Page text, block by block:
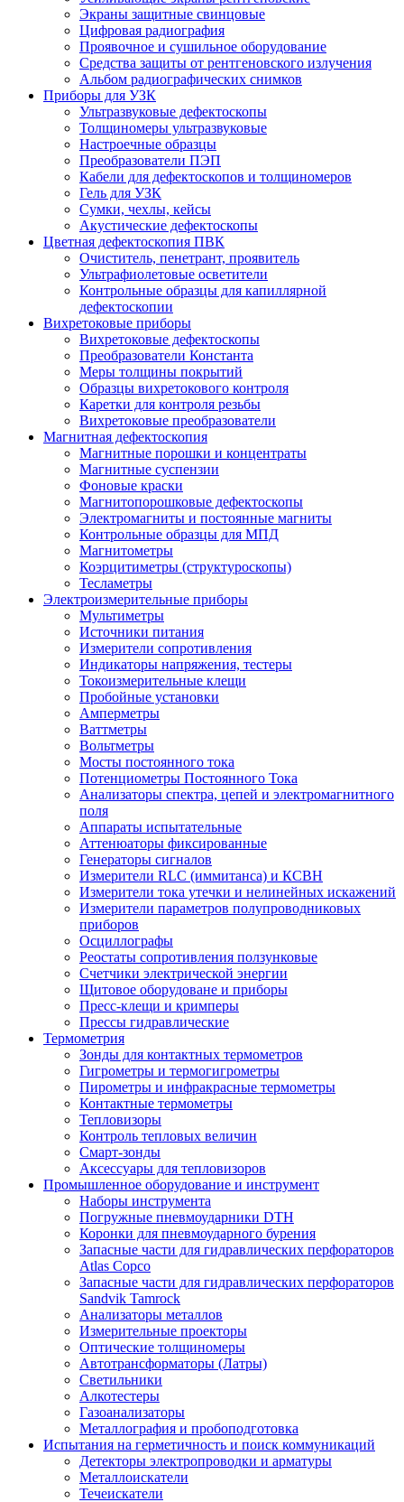
Экраны защитные свинцовые
Цифровая радиография
Проявочное и сушильное оборудование
Средства защиты от рентгеновского излучения
Альбом радиографических снимков
Приборы для УЗК
Ультразвуковые дефектоскопы
Толщиномеры ультразвуковые
Настроечные образцы
Преобразователи ПЭП
Кабели для дефектоскопов и толщиномеров
Гель для УЗК
Сумки, чехлы, кейсы
Акустические дефектоскопы
Цветная дефектоскопия ПВК
Очиститель, пенетрант, проявитель
Ультрафиолетовые осветители
Контрольные образцы для капиллярной
дефектоскопии
Вихретоковые приборы
Вихретоковые дефектоскопы
Преобразователи Константа
Меры толщины покрытий
Образцы вихретокового контроля
Каретки для контроля резьбы
Вихретоковые преобразователи
Магнитная дефектоскопия
Магнитные порошки и концентраты
Магнитные суспензии
Фоновые краски
Магнитопорошковые дефектоскопы
Электромагниты и постоянные магниты
Контрольные образцы для МПД
Магнитометры
Коэрцитиметры (структуроскопы)
Тесламетры
Электроизмерительные приборы
Мультиметры
Источники питания
Измерители сопротивления
Индикаторы напряжения, тестеры
Токоизмерительные клещи
Пробойные установки
Амперметры
Ваттметры
Вольтметры
Мосты постоянного тока
Потенциометры Постоянного Тока
Анализаторы спектра, цепей и электромагнитного
поля
Аппараты испытательные
Аттенюаторы фиксированные
Генераторы сигналов
Измерители RLC (иммитанса) и КСВН
Измерители тока утечки и нелинейных искажений
Измерители параметров полупроводниковых
приборов
Осциллографы
Реостаты сопротивления ползунковые
Счетчики электрической энергии
Щитовое оборудоване и приборы
Пресс-клещи и кримперы
Прессы гидравлические
Термометрия
Зонды для контактных термометров
Гигрометры и термогигрометры
Пирометры и инфракрасные термометры
Контактные термометры
Тепловизоры
Контроль тепловых величин
Смарт-зонды
Аксессуары для тепловизоров
Промышленное оборудование и инструмент
Наборы инструмента
Погружные пневмоударники DTH
Коронки для пневмоударного бурения
Запасные части для гидравлических перфораторов
Atlas Copco
Запасные части для гидравлических перфораторов
Sandvik Tamrock
Анализаторы металлов
Измерительные проекторы
Оптические толщиномеры
Автотрансформаторы (Латры)
Светильники
Алкотестеры
Газоанализаторы
Металлография и пробоподготовка
Испытания на герметичность и поиск коммуникаций
Детекторы электропроводки и арматуры
Металлоискатели
Течеискатели